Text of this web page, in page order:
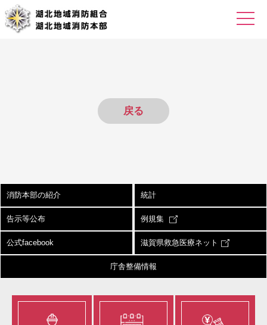
戻る
消防本部の紹介 統計
告示等公布 例規集
公式facebook 滋賀県救急医療ネット
庁舎整備情報